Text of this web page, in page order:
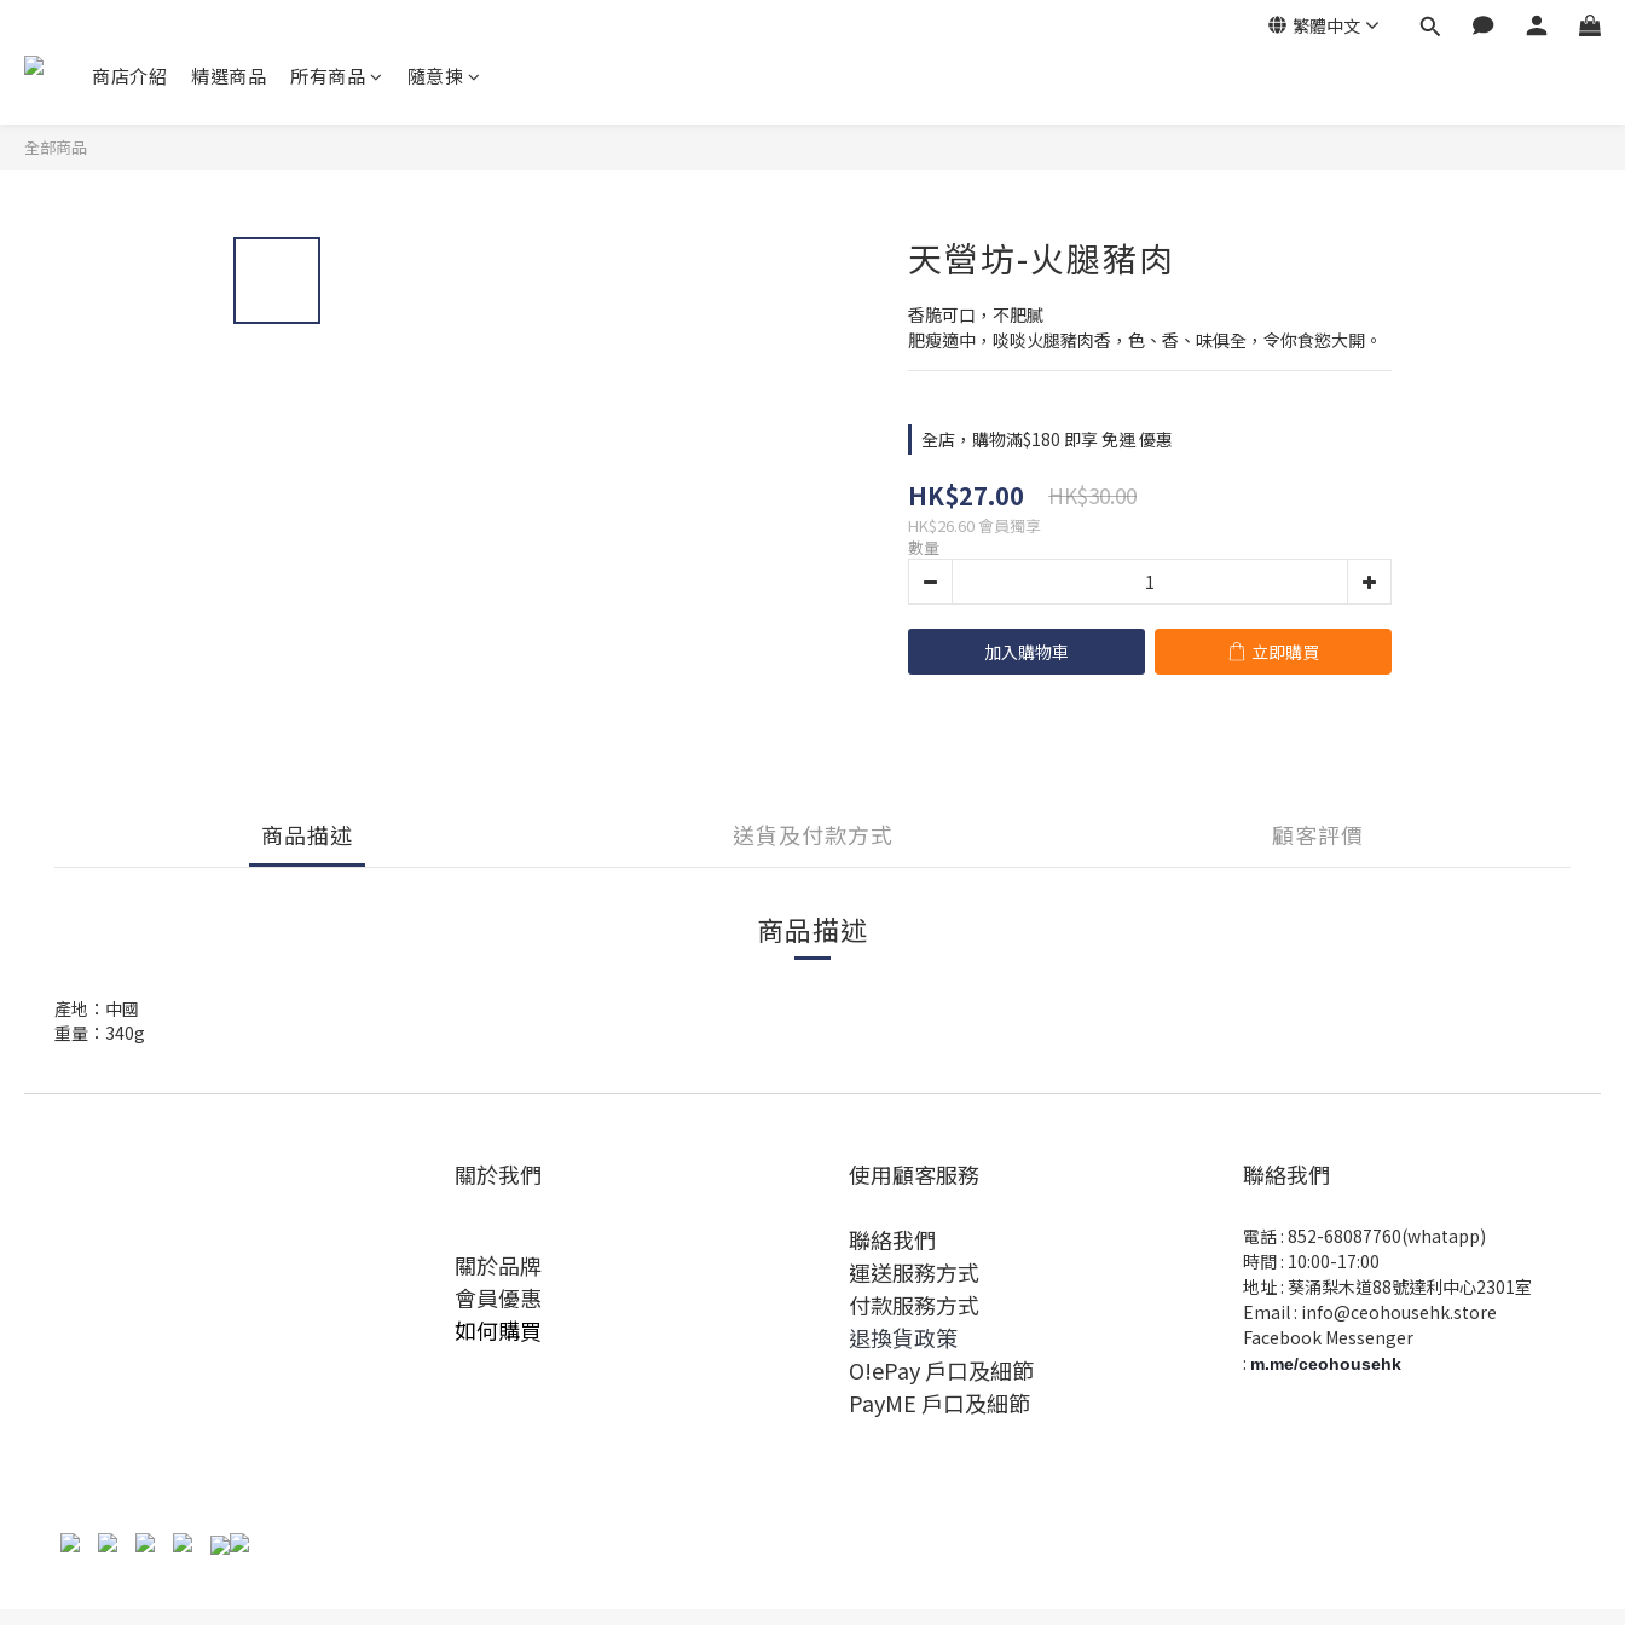
繁體中文
商店介紹 精選商品 所有商品 隨意揀
全部商品
天營坊-火腿豬肉
香脆可口，不肥膩
肥瘦適中，啖啖火腿豬肉香，色、香、味俱全，令你食慾大開。
全店，購物滿$180 即享 免運 優惠
HK$27.00 HK$30.00
HK$26.60 會員獨享
數量
加入購物車 立即購買
商品描述 送貨及付款方式 顧客評價
商品描述
產地：中國
重量：340g
關於我們
關於品牌
會員優惠
如何購買
使用顧客服務
聯絡我們
運送服務方式
付款服務方式
退換貨政策
O!ePay 戶口及細節
PayME 戶口及細節
聯絡我們
電話 : 852-68087760(whatapp)
時間 : 10:00-17:00
地址 : 葵涌梨木道88號達利中心2301室
Email : info@ceohousehk.store
Facebook Messenger
: m.me/ceohousehk